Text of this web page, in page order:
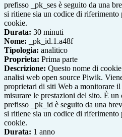
prefisso _pk_ses è seguito da una
si ritiene sia un codice di
cookie.
Durata: 30 minuti
Nome: _pk_id.1.a48f
Tipologia: analitico
Proprieta: Prima parte
Descrizione: Questo nome di
analisi web open source Piwik.
proprietari di siti Web a monitorare
misurare le prestazioni del sito. È
prefisso _pk_id è seguito da una
si ritiene sia un codice di
cookie.
Durata: 1 anno